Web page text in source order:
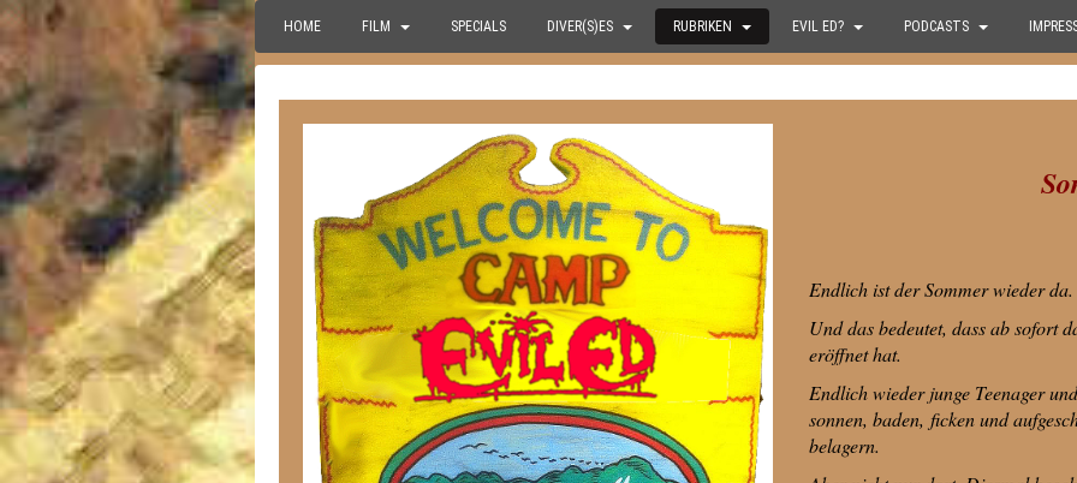
HOME FILM SPECIALS DIVER(S)ES RUBRIKEN EVIL ED? PODCASTS
Endlich ist der Sommer wieder da.
Und das bedeutet, dass ab sofort
eröffnet hat.
Endlich wieder junge Teenager
sonnen, baden, ficken und
belagern.